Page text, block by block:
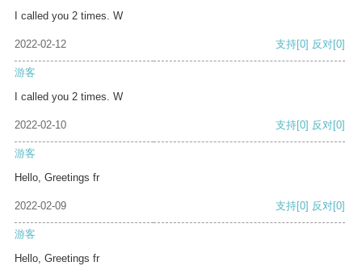
I called you 2 times. W
2022-02-12 支持[0] 反对[0]
游客
I called you 2 times. W
2022-02-10 支持[0] 反对[0]
游客
Hello, Greetings fr
2022-02-09 支持[0] 反对[0]
游客
Hello, Greetings fr